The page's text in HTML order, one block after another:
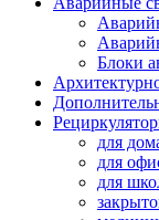
Блоки
для
для
для